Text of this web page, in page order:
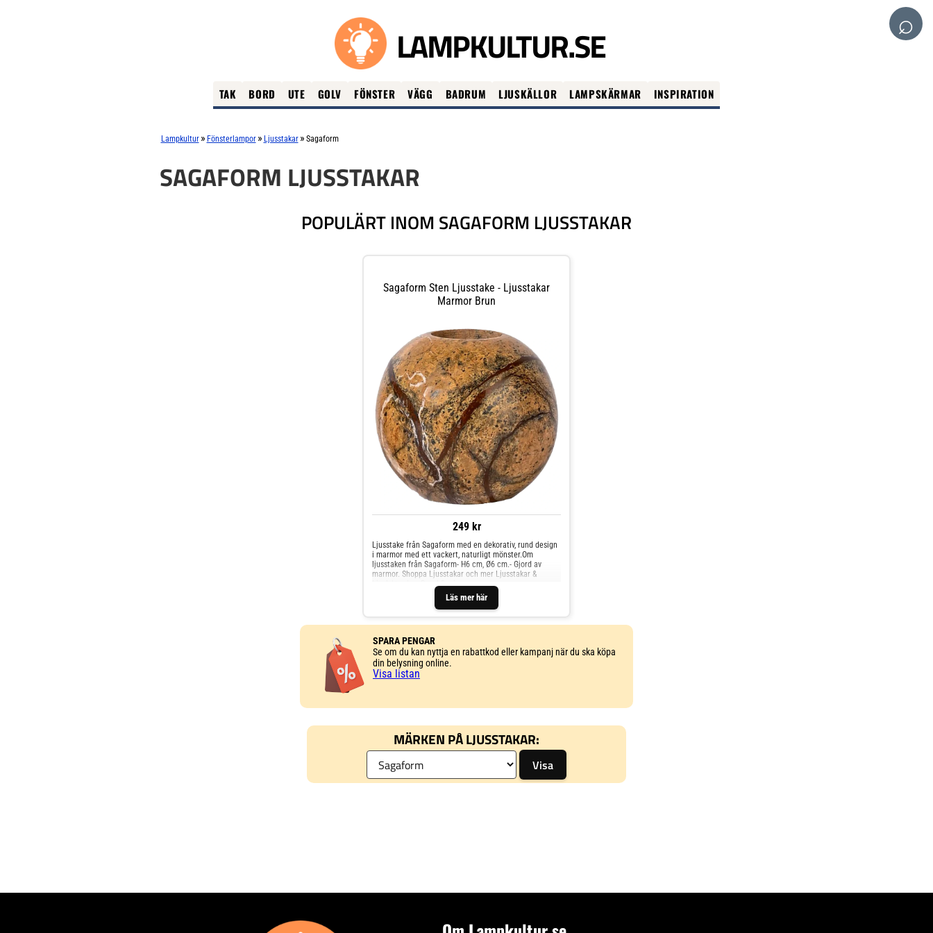
LAMPKULTUR.SE ⌕
TAK BORD UTE GOLV FÖNSTER VÄGG BADRUM LJUSKÄLLOR LAMPSKÄRMAR INSPIRATION
Lampkultur » Fönsterlampor » Ljusstakar » Sagaform
SAGAFORM LJUSSTAKAR
POPULÄRT INOM SAGAFORM LJUSSTAKAR
Sagaform Sten Ljusstake - Ljusstakar
Marmor Brun
249 kr
Läs mer här
Ljusstake från Sagaform med en dekorativ, rund design
i marmor med ett vackert, naturligt mönster.Om
ljusstaken från Sagaform- H6 cm, Ø6 cm.- Gjord av
marmor. Shoppa Ljusstakar och mer Ljusstakar &
Ljuslyktor hos Royal Design.
SPARA PENGAR
Se om du kan nyttja en rabattkod eller kampanj när du ska köpa
din belysning online.
Visa listan
MÄRKEN PÅ LJUSSTAKAR: